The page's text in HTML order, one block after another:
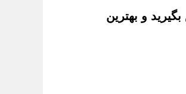
و بهترین